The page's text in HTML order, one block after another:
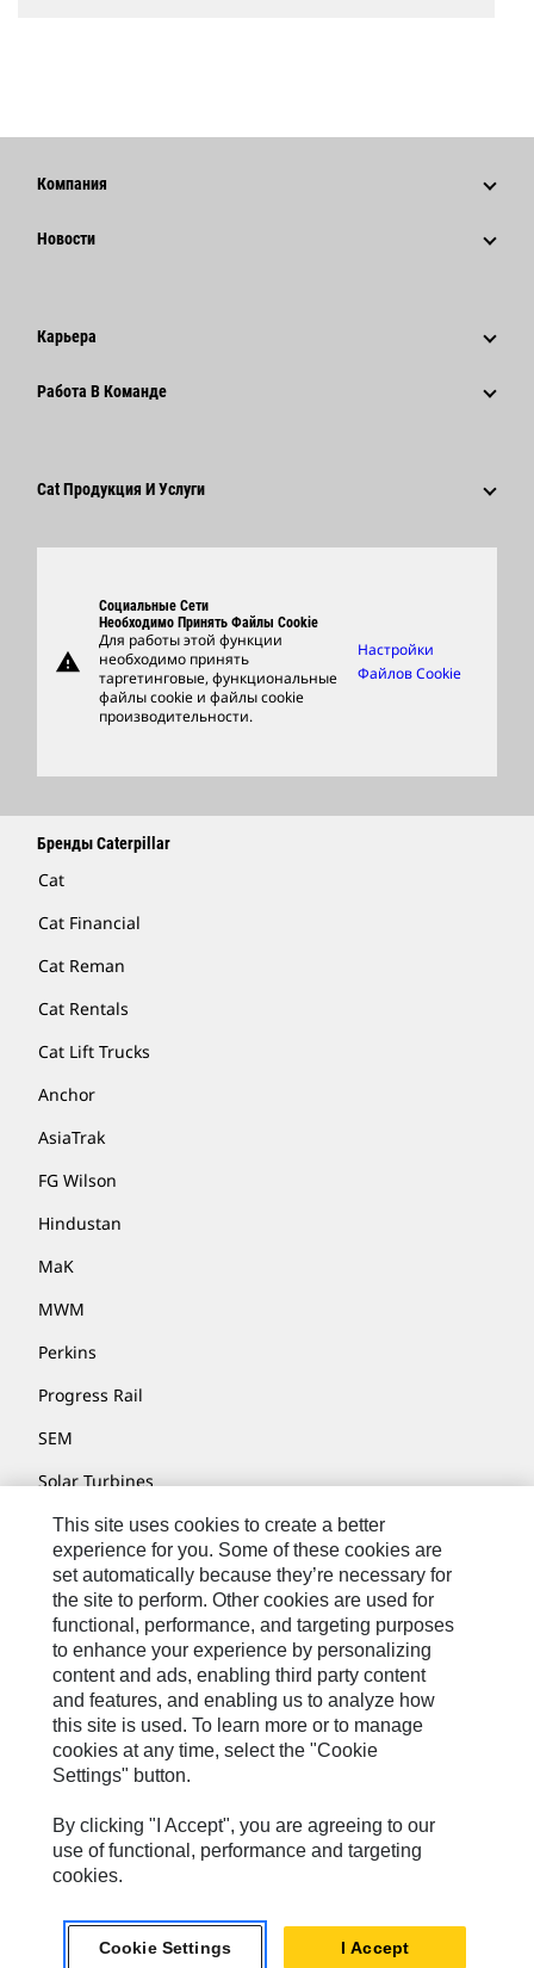
Компания
Стратегия
Кодекс Деловой Этики
Новейшие Технологии
Новости
Корпоративные Пресс-Релизы
Карьера
Почему Caterpillar?
Работа В Команде
Поставщики
Cat Продукция И Услуги
Support
Фирменные Товары
Найти Дилера
warning
Социальные Сети
Необходимо Принять Файлы Cookie
Для работы этой функции
необходимо принять
таргетинговые, функциональные
файлы cookie и файлы cookie
производительности.
Настройки
Файлов Cookie
Бренды Caterpillar
Cat
Cat Financial
Cat Reman
Cat Rentals
Cat Lift Trucks
Anchor
AsiaTrak
FG Wilson
Hindustan
MaK
MWM
Perkins
Progress Rail
SEM
Solar Turbines
SPM Oil & Gas
Turner Powertrain Systems
Контакты
Карта Сайта
Cookie Settings
Юридическое Уведомление
Конфиденциальность
Cat.com
Caterpillar © 2026. Все права защищены..
This site uses cookies to create a better
experience for you. Some of these cookies are
set automatically because they’re necessary for
the site to perform. Other cookies are used for
functional, performance, and targeting purposes
to enhance your experience by personalizing
content and ads, enabling third party content
and features, and enabling us to analyze how
this site is used. To learn more or to manage
cookies at any time, select the "Cookie
Settings" button.
By clicking "I Accept", you are agreeing to our
use of functional, performance and targeting
cookies.
Cookie Settings I Accept